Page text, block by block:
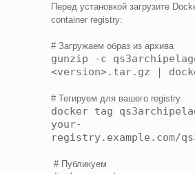
Перед установкой загрузите
container registry:
# Загружаем образ из архива
gunzip -c
<version>.tar.gz |
# Тегируем для вашего registry
docker tag
your-
registry.example.com/
# Публикуем